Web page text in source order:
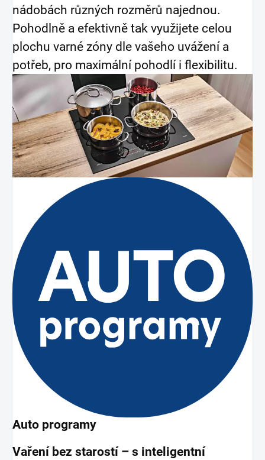
nádobách různých rozměrů najednou.
Pohodlně a efektivně tak využijete celou
plochu varné zóny dle vašeho uvážení a
potřeb, pro maximální pohodlí i flexibilitu.
Auto programy
Vaření bez starostí – s inteligentní